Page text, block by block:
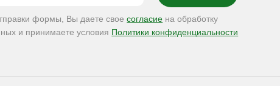
формы, Вы даете своесогласие на обработку
и принимаете условия Политики конфиденциальности